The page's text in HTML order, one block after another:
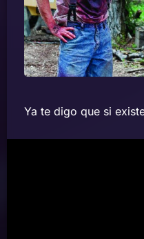
Ya te digo que si